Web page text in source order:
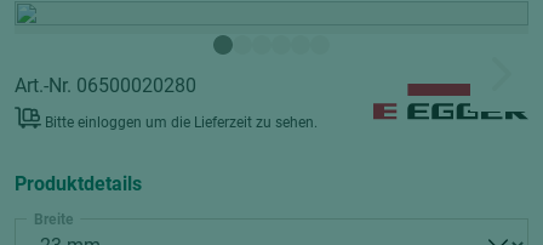
Art.-Nr. 06500020280
Bitte einloggen um die Lieferzeit zu sehen.
Produktdetails
Breite